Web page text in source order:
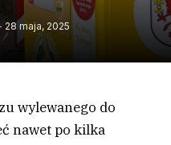
28 maja, 2025
wylewanego do
nawet po kilka